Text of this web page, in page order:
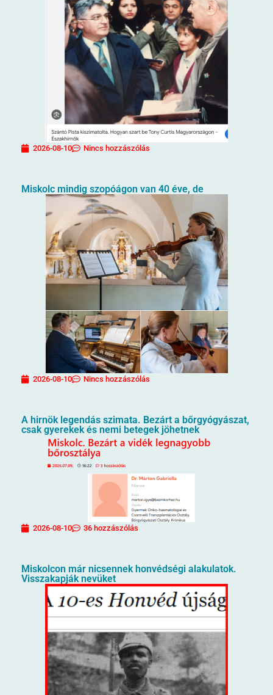
2026-08-10 Nincs hozzászólás
Miskolc mindig szopóágon van 40 éve, de
2026-08-10 Nincs hozzászólás
A hirnök legendás szimata. Bezárt a bőrgyógyászat,
csak gyerekek és nemi betegek jöhetnek
2026-08-10 36 hozzászólás
Miskolcon már nicsennek honvédségi alakulatok.
Visszakapják nevüket